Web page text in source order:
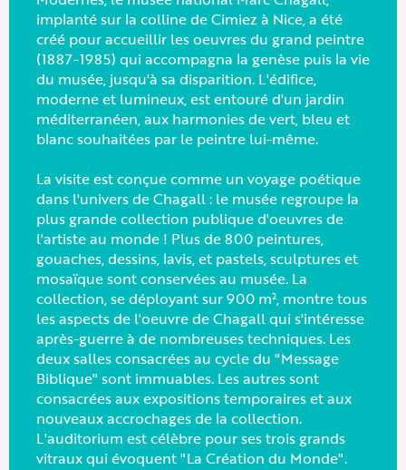
implanté sur la colline de Cimiez à Nice, a été
créé pour accueillir les oeuvres du grand peintre
(1887-1985) qui accompagna la genèse puis la vie
du musée, jusqu'à sa disparition. L'édifice,
moderne et lumineux, est entouré d'un jardin
méditerranéen, aux harmonies de vert, bleu et
blanc souhaitées par le peintre lui-même.
La visite est conçue comme un voyage poétique
dans l'univers de Chagall : le musée regroupe la
plus grande collection publique d'oeuvres de
l'artiste au monde ! Plus de 800 peintures,
gouaches, dessins, lavis, et pastels, sculptures et
mosaïque sont conservées au musée. La
collection, se déployant sur 900 m², montre tous
les aspects de l'oeuvre de Chagall qui s'intéresse
après-guerre à de nombreuses techniques. Les
deux salles consacrées au cycle du "Message
Biblique" sont immuables. Les autres sont
consacrées aux expositions temporaires et aux
nouveaux accrochages de la collection.
L'auditorium est célèbre pour ses trois grands
vitraux qui évoquent "La Création du Monde".